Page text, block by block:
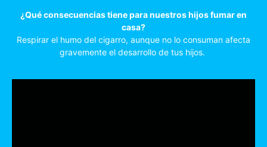
¿Qué consecuencias tiene para nuestros hijos fumar en
casa?
Respirar el humo del cigarro, aunque no lo consuman afecta
gravemente el desarrollo de tus hijos.